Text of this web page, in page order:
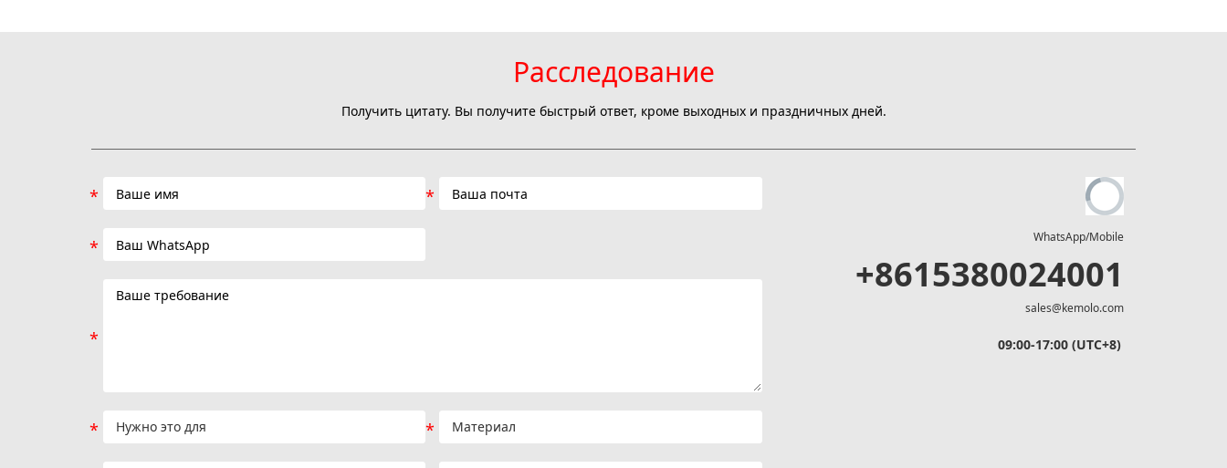
Расследование
Получить цитату. Вы получите быстрый ответ, кроме выходных и праздничных дней.
WhatsApp/Mobile
+8615380024001
sales@kemolo.com
09:00-17:00 (UTC+8)